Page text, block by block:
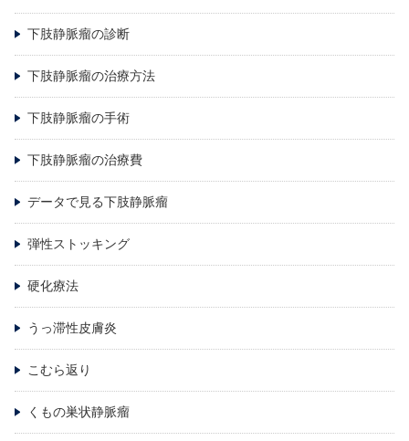
下肢静脈瘤の診断
下肢静脈瘤の治療方法
下肢静脈瘤の手術
下肢静脈瘤の治療費
データで見る下肢静脈瘤
弾性ストッキング
硬化療法
うっ滞性皮膚炎
こむら返り
くもの巣状静脈瘤